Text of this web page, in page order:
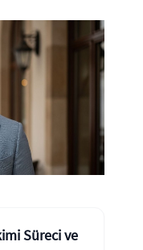
Süreci ve